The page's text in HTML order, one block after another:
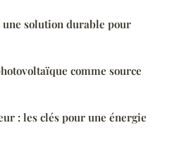
solution durable pour
comme source
: les clés pour une énergie